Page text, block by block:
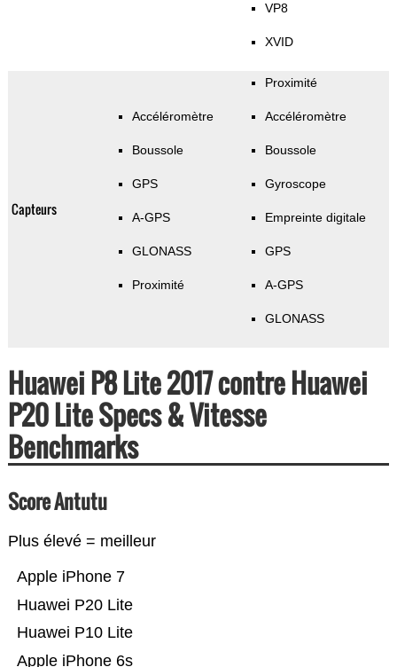
VP8
XVID
Capteurs
Accéléromètre
Boussole
GPS
A-GPS
GLONASS
Proximité
Proximité
Accéléromètre
Boussole
Gyroscope
Empreinte digitale
GPS
A-GPS
GLONASS
Huawei P8 Lite 2017 contre Huawei
P20 Lite Specs & Vitesse
Benchmarks
Score Antutu
Plus élevé = meilleur
Apple iPhone 6s
Huawei P10 Lite
Huawei P20 Lite
Apple iPhone 7